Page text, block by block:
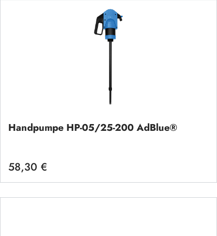
Handpumpe HP-05/25-200 AdBlue®
Regulärer Preis:
58,30 €